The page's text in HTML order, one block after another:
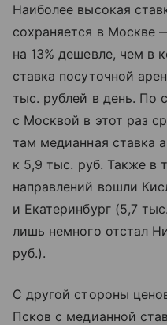
Наиболее высокая
сохраняется в Москве
на 13% дешевле, чем в
ставка посуточной
тыс. рублей в день. По
с Москвой в этот раз
там медианная ставка
к 5,9 тыс. руб. Также в
направлений вошли
и Екатеринбург (5,7
лишь немного отстал
руб.).
С другой стороны
Псков с медианной